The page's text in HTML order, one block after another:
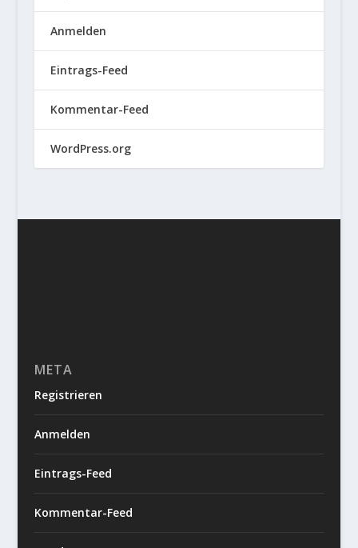
Anmelden
Eintrags-Feed
Kommentar-Feed
WordPress.org
META
Registrieren
Anmelden
Eintrags-Feed
Kommentar-Feed